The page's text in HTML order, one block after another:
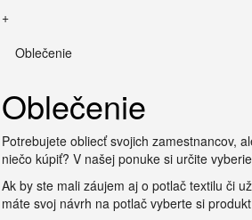
+
Oblečenie
Oblečenie
Potrebujete obliecť svojich zamestnancov,
niečo kúpiť? V našej ponuke si určite
Ak by ste mali záujem aj o potlač textilu či
máte svoj návrh na potlač vyberte si